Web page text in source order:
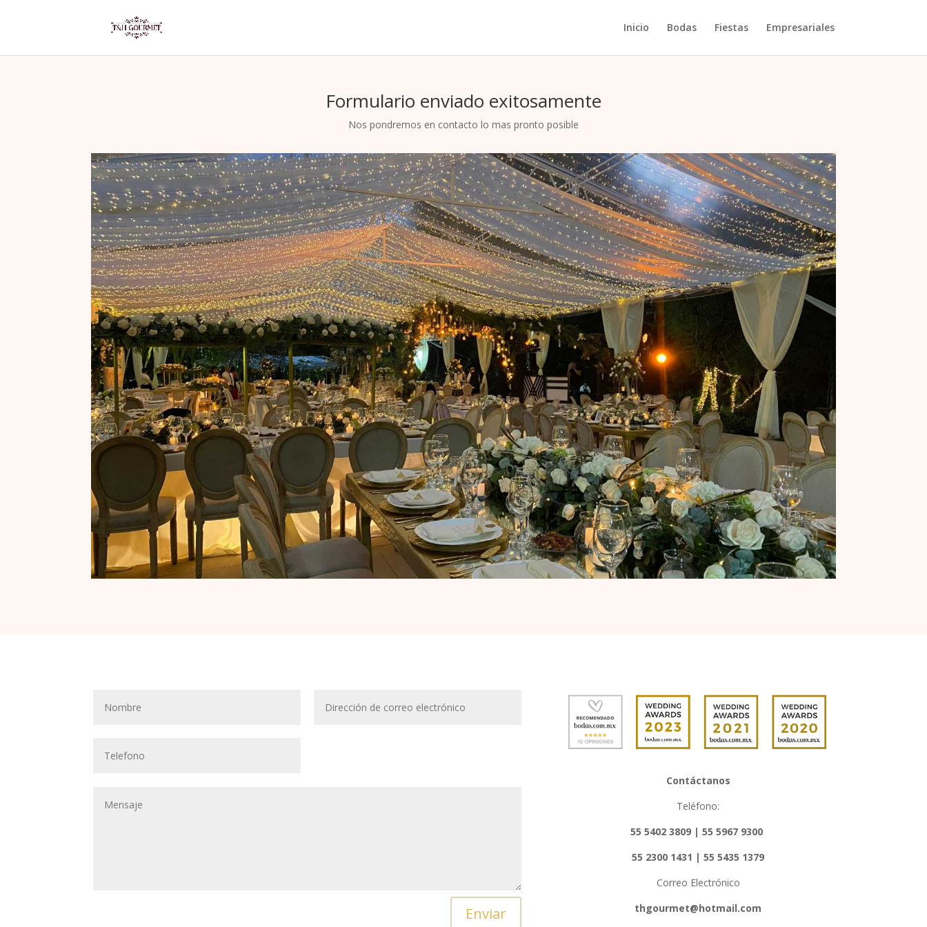
Inicio Bodas Fiestas Empresariales
Formulario enviado exitosamente
Nos pondremos en contacto lo mas pronto posible
Enviar
Contáctanos
Teléfono:
55 5402 3809 | 55 5967 9300
55 2300 1431 | 55 5435 1379
Correo Electrónico
thgourmet@hotmail.com